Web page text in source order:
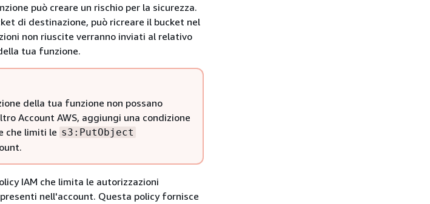
può creare un rischio per la sicurezza.
di destinazione, può ricreare il bucket nel
non riuscite verranno inviati al relativo
tua funzione.
della tua funzione non possano
Account AWS, aggiungi una condizione
che limiti le s3:PutObject
IAM che limita le autorizzazioni
nell'account. Questa policy fornisce